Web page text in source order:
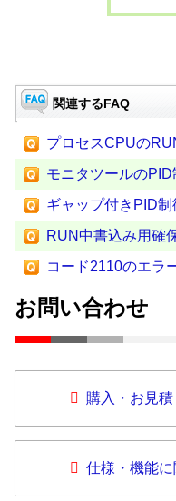
関連するFAQ
プロセスCPUの
モニタツールの
ギャップ付きPID
RUN中書込み用確
コード2110のエラ
お問い合わせ
購入・お見
仕様・機能